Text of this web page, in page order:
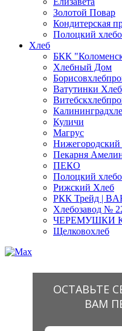
Золотой Повар
Кондитерская
Полоцкий
Хлеб
БКК
Хлебный Дом
Ватутинки Хлеб
Куличи
Магрус
Нижегородский
Пекарня
ПЕКО
Полоцкий
Рижский Хлеб
РКК Трейд |
Хлебозавод №
ЧЕРЕМУШКИ
Щелковохлеб
ОСТАВЬТЕ
ВАМ